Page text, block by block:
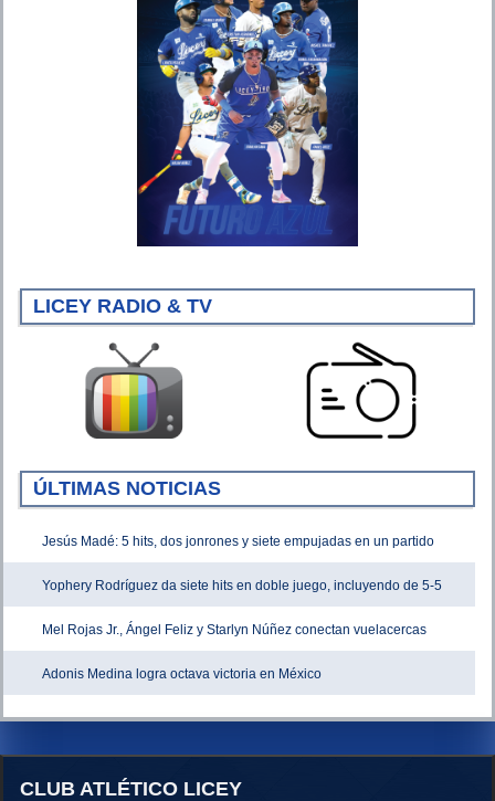
LICEY RADIO & TV
ÚLTIMAS NOTICIAS
Jesús Madé: 5 hits, dos jonrones y siete empujadas en un partido
Yophery Rodríguez da siete hits en doble juego, incluyendo de 5-5
Mel Rojas Jr., Ángel Feliz y Starlyn Núñez conectan vuelacercas
Adonis Medina logra octava victoria en México
CLUB ATLÉTICO LICEY